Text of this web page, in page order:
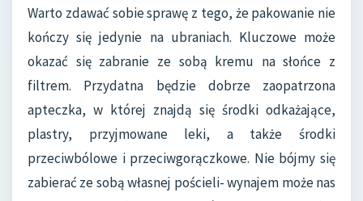
Warto zdawać sobie sprawę z tego, że pakowanie nie
kończy się jedynie na ubraniach. Kluczowe może
okazać się zabranie ze sobą kremu na słońce z
filtrem. Przydatna będzie dobrze zaopatrzona
apteczka, w której znajdą się środki odkażające,
plastry, przyjmowane leki, a także środki
przeciwbólowe i przeciwgorączkowe. Nie bójmy się
zabierać ze sobą własnej pościeli- wynajem może nas